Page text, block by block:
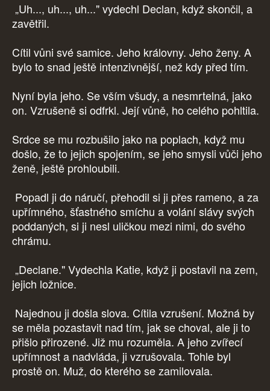
„Uh..., uh..., uh..." vydechl Declan, když skončil, a
zavětřil.
Cítil vůni své samice. Jeho královny. Jeho ženy. A
bylo to snad ještě intenzivnější, než kdy před tím.
Nyní byla jeho. Se vším všudy, a nesmrtelná, jako
on. Vzrušeně si odfrkl. Její vůně, ho celého pohltila.
Srdce se mu rozbušilo jako na poplach, když mu
došlo, že to jejich spojením, se jeho smysli vůči jeho
ženě, ještě prohloubili.
Popadl ji do náručí, přehodil si ji přes rameno, a za
upřímného, šťastného smíchu a volání slávy svých
poddaných, si ji nesl uličkou mezi nimi, do svého
chrámu.
„Declane." Vydechla Katie, když ji postavil na zem,
jejich ložnice.
Najednou ji došla slova. Cítila vzrušení. Možná by
se měla pozastavit nad tím, jak se choval, ale ji to
přišlo přirozené. Již mu rozuměla. A jeho zvířecí
upřímnost a nadvláda, ji vzrušovala. Tohle byl
prostě on. Muž, do kterého se zamilovala.